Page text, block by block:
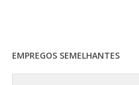
EMPREGOS SEMELHANTES